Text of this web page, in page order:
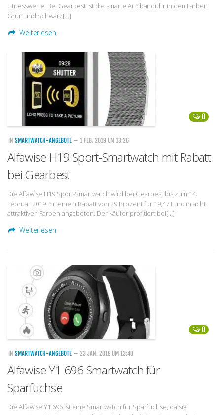
Fitnesswerte. Bei Gearbest ist die smarte Armbanduhr in den Farben
Grün und Schwarz[…]
Weiterlesen
0
IN SMARTWATCH-ANGEBOTE — 1 FEB. 2019 UM 13:26
Alfawise H19 Sport-Smartwatch mit Rabatt
bei Gearbest
Die Alfawise H19 Sport-Smartwatch wird bei Gearbest bis zum 14.
Februar 2019 mit einem Rabatt von 29 Prozent für 19,47 Euro in acht
attraktiven Farben angeboten. Der Käufer profitiert bei[…]
Weiterlesen
0
IN SMARTWATCH-ANGEBOTE — 23 JAN. 2019 UM 13:40
Alfawise Y1 696 Smartwatch für
Sparfüchse
Die Alfawise Y1 696 ist eine Smartwatch für Sparfüchse, da sie